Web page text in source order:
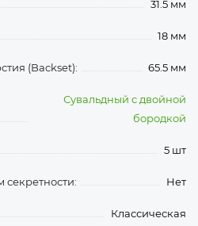
31.5 мм
18 мм
(Backset): 65.5 мм
Сувальдный с двойной
бородкой
5 шт
Нет
Классическая